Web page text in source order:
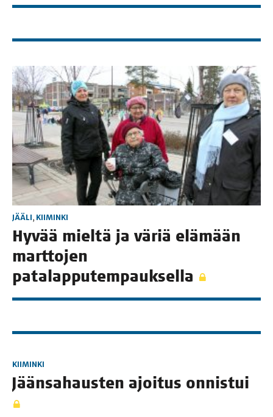
JÄÄLI, KIIMINKI
Hyvää miel­tä ja väriä elä­mään
mart­to­jen
patalapputempauksella
KIIMINKI
Jään­sa­haus­ten ajoi­tus onnistui